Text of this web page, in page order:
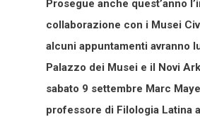
Prosegue anche quest’anno
collaborazione con i Musei
alcuni appuntamenti avranno
Palazzo dei Musei e il Novi
sabato 9 settembre Marc
professore di Filologia Latina